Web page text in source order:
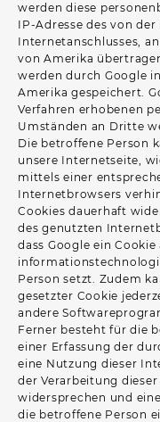
werden diese
IP-Adresse des von
Internetanschlusses,
von Amerika
werden durch Google
Amerika gespeichert.
Verfahren erhobenen
Umständen an Dritte
Die betroffene Person
unsere Internetseite,
mittels einer
Internetbrowsers
Cookies dauerhaft
des genutzten
dass Google ein Cookie
Person setzt. Zudem
gesetzter Cookie
andere
Ferner besteht für die
einer Erfassung der
eine Nutzung dieser
der Verarbeitung
widersprechen und
die betroffene Person